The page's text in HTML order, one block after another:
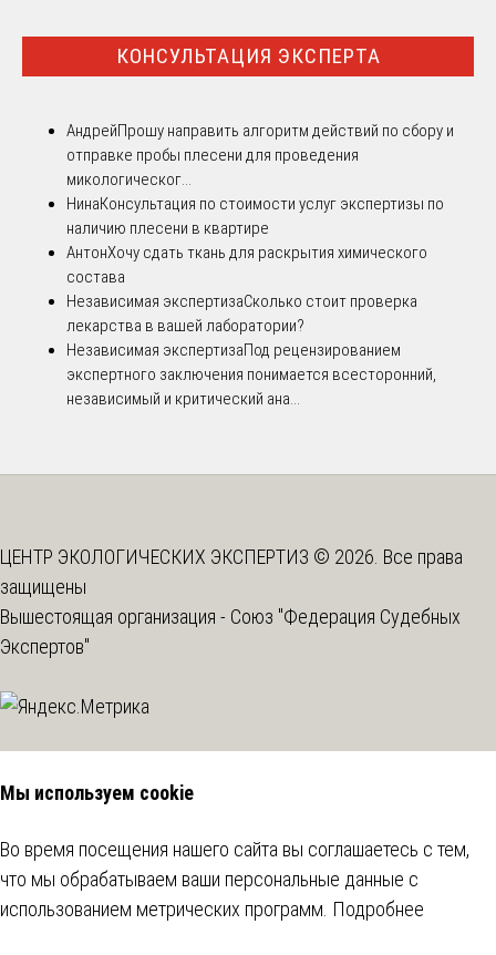
КОНСУЛЬТАЦИЯ ЭКСПЕРТА
АндрейПрошу направить алгоритм действий по сбору и
отправке пробы плесени для проведения
микологическог...
НинаКонсультация по стоимости услуг экспертизы по
наличию плесени в квартире
АнтонХочу сдать ткань для раскрытия химического
состава
Независимая экспертизаСколько стоит проверка
лекарства в вашей лаборатории?
Независимая экспертизаПод рецензированием
экспертного заключения понимается всесторонний,
независимый и критический ана...
ЦЕНТР ЭКОЛОГИЧЕСКИХ ЭКСПЕРТИЗ © 2026. Все права
защищены
Вышестоящая организация - Союз "Федерация Судебных
Экспертов"
Мы используем cookie
Во время посещения нашего сайта вы соглашаетесь с тем,
что мы обрабатываем ваши персональные данные с
использованием метрических программ. Подробнее